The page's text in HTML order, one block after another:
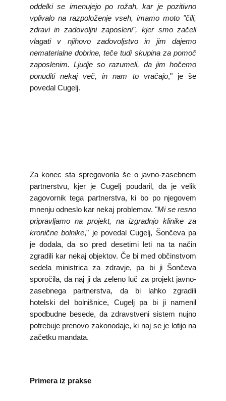
oddelki se imenujejo po rožah, kar je pozitivno
vplivalo na razpoloženje vseh, imamo moto "čili,
zdravi in zadovoljni zaposleni", kjer smo začeli
vlagati v njihovo zadovoljstvo in jim dajemo
nematerialne dobrine, teče tudi skupina za pomoč
zaposlenim. Ljudje so razumeli, da jim hočemo
ponuditi nekaj več, in nam to vračajo," je še
povedal Cugelj.
Za konec sta spregovorila še o javno-zasebnem
partnerstvu, kjer je Cugelj poudaril, da je velik
zagovornik tega partnerstva, ki bo po njegovem
mnenju odneslo kar nekaj problemov. "Mi se resno
pripravljamo na projekt, na izgradnjo klinike za
kronične bolnike," je povedal Cugelj, Šončeva pa
je dodala, da so pred desetimi leti na ta način
zgradili kar nekaj objektov. Če bi med občinstvom
sedela ministrica za zdravje, pa bi ji Šončeva
sporočila, da naj ji da zeleno luč za projekt javno-
zasebnega partnerstva, da bi lahko zgradili
hotelski del bolnišnice, Cugelj pa bi ji namenil
spodbudne besede, da zdravstveni sistem nujno
potrebuje prenovo zakonodaje, ki naj se je lotijo na
začetku mandata.
Primera iz prakse